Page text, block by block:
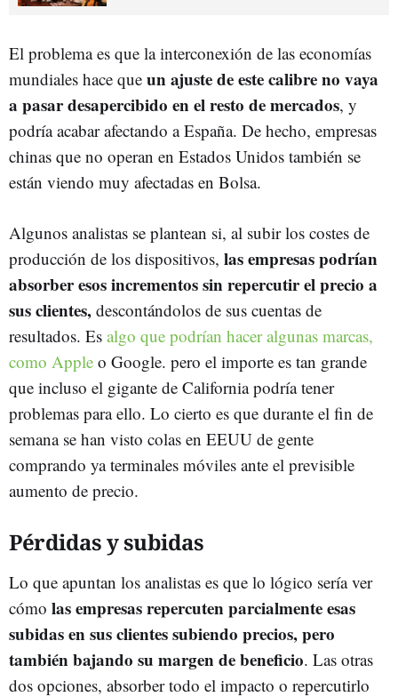
El problema es que la interconexión de las economías
mundiales hace que un ajuste de este calibre no vaya
a pasar desapercibido en el resto de mercados, y
podría acabar afectando a España. De hecho, empresas
chinas que no operan en Estados Unidos también se
están viendo muy afectadas en Bolsa.
Algunos analistas se plantean si, al subir los costes de
producción de los dispositivos, las empresas podrían
absorber esos incrementos sin repercutir el precio a
sus clientes, descontándolos de sus cuentas de
resultados. Es algo que podrían hacer algunas marcas,
como Apple o Google. pero el importe es tan grande
que incluso el gigante de California podría tener
problemas para ello. Lo cierto es que durante el fin de
semana se han visto colas en EEUU de gente
comprando ya terminales móviles ante el previsible
aumento de precio.
Pérdidas y subidas
Lo que apuntan los analistas es que lo lógico sería ver
cómo las empresas repercuten parcialmente esas
subidas en sus clientes subiendo precios, pero
también bajando su margen de beneficio. Las otras
dos opciones, absorber todo el impacto o repercutirlo